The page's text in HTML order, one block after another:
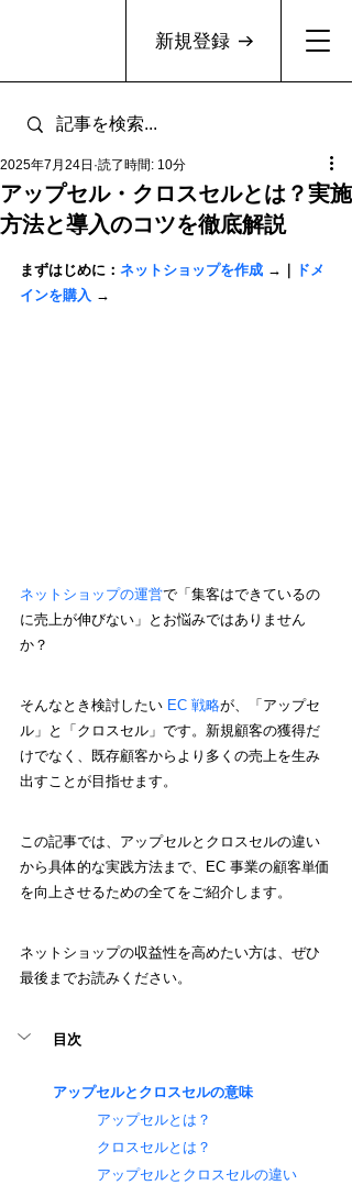
新規登録
アップセル・クロスセルとは？実施
方法と導入のコツを徹底解説
2025年7月24日 読了時間: 10分
まずはじめに： ネットショップを作成 →｜
ドメ
インを購入 →
ネットショップの運営で「集客はできているの
に売上が伸びない」とお悩みではありません
か？
そんなとき検討したい EC 戦略が、「アップセ
ル」と「クロスセル」です。新規顧客の獲得だ
けでなく、既存顧客からより多くの売上を生み
出すことが目指せます。
この記事では、アップセルとクロスセルの違い
から具体的な実践方法まで、EC 事業の顧客単価
を向上させるための全てをご紹介します。
ネットショップの収益性を高めたい方は、ぜひ
最後までお読みください。
目次
アップセルとクロスセルの意味
アップセルとは？
クロスセルとは？
アップセルとクロスセルの違い